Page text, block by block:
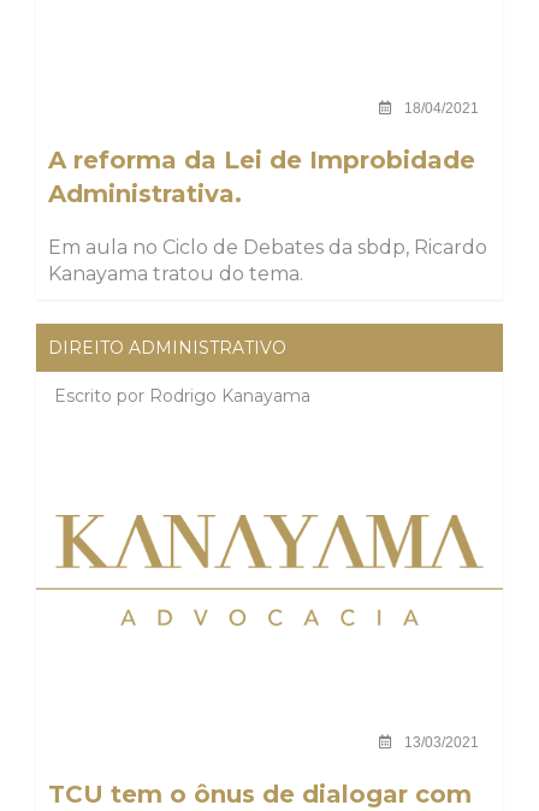
18/04/2021
A reforma da Lei de Improbidade
Administrativa.
Em aula no Ciclo de Debates da sbdp, Ricardo
Kanayama tratou do tema.
DIREITO ADMINISTRATIVO
Escrito por Rodrigo Kanayama
13/03/2021
TCU tem o ônus de dialogar com